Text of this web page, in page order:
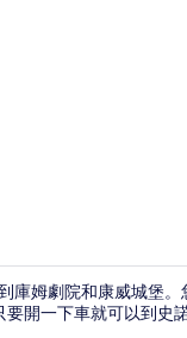
庫姆劇院和康威城堡
開一下車就可以到史